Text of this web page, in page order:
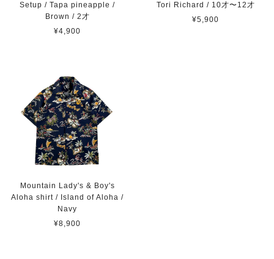
Setup / Tapa pineapple /
Brown / 2才
¥4,900
Tori Richard / 10才〜12才
¥5,900
Mountain Lady's & Boy's
Aloha shirt / Island of Aloha /
Navy
¥8,900